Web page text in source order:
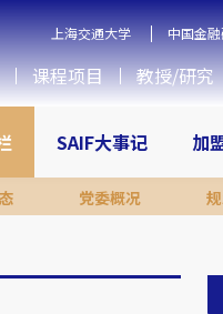
上海交通大学 中国金
课程项目 教授/研究
党委概况
SAIF大事记 加